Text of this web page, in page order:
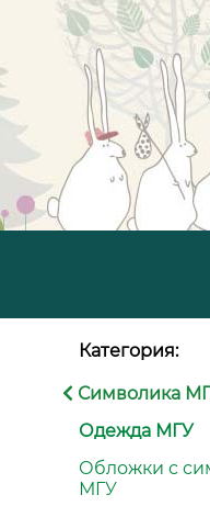
Категория:
Символика
Одежда МГУ
Обложки с
МГУ